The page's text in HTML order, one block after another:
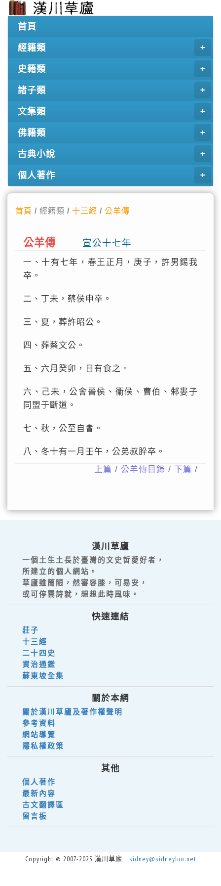
首頁
經籍類
史籍類
諸子類
文集類
佛籍類
古典小說
個人著作
首頁 / 經籍類 /十三經 /公羊傳
公羊傳 宣公十七年
一、十有七年，春王正月，庚子，許男錫我
卒。
二、丁未，蔡侯申卒。
三、夏，葬許昭公。
四、葬蔡文公。
五、六月癸卯，日有食之。
六、己未，公會晉侯、衞侯、曹伯、邾婁子
同盟于斷道。
七、秋，公至自會。
八、冬十有一月壬午，公弟叔肸卒。
上篇 / 公羊傳目錄 / 下篇 /
漢川草廬
一個土生土長於臺灣的文史哲愛好者，
所建立的個人網站。
草廬雖簡陋，然審容膝，可易安，
或可停雲詩就，想想此時風味。
快速連結
莊子
十三經
二十四史
資治通鑑
蘇東坡全集
關於本網
關於漢川草廬及著作權聲明
參考資料
網站導覽
隱私權政策
其他
個人著作
最新內容
古文翻譯區
留言板
Copyright © 2007-2025 漢川草廬 sidney@sidneyluo.net